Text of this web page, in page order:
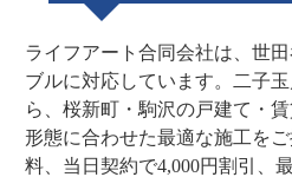
ライフアート合同会社は、世
ブルに対応しています。二子
ら、桜新町・駒沢の戸建て・
形態に合わせた最適な施工を
料、当日契約で4,000円割引、